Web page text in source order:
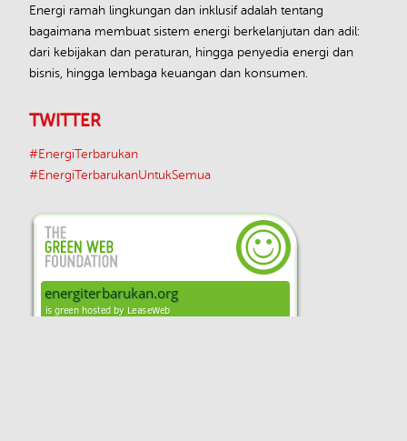
Energi ramah lingkungan dan inklusif adalah tentang
bagaimana membuat sistem energi berkelanjutan dan adil:
dari kebijakan dan peraturan, hingga penyedia energi dan
bisnis, hingga lembaga keuangan dan konsumen.
TWITTER
#EnergiTerbarukan
#EnergiTerbarukanUntukSemua